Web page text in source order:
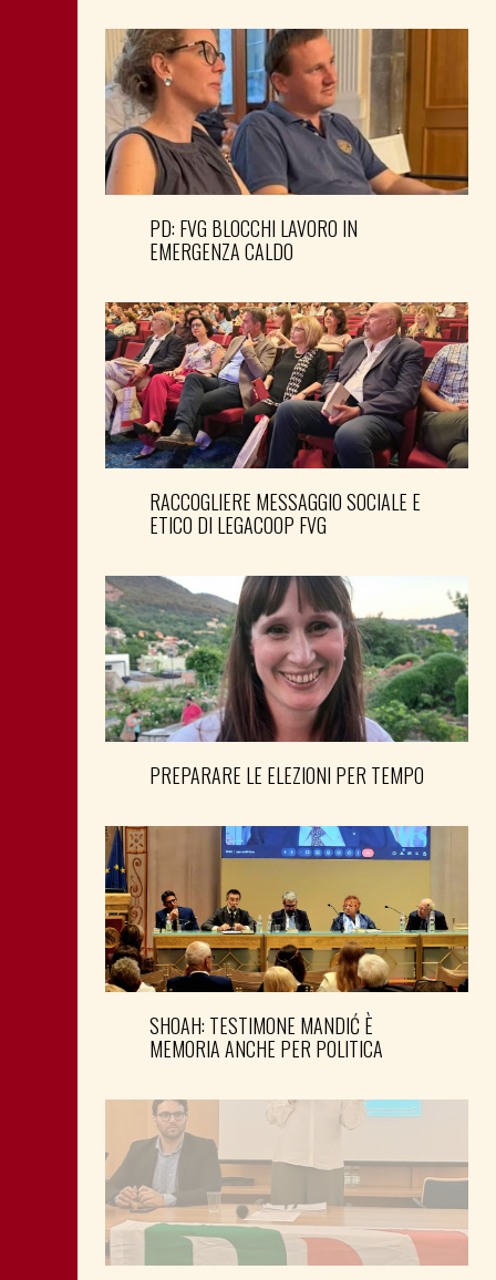
PD: FVG BLOCCHI LAVORO IN
EMERGENZA CALDO
RACCOGLIERE MESSAGGIO SOCIALE E
ETICO DI LEGACOOP FVG
PREPARARE LE ELEZIONI PER TEMPO
SHOAH: TESTIMONE MANDIĆ È
MEMORIA ANCHE PER POLITICA